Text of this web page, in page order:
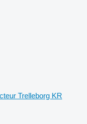
Trelleborg KR